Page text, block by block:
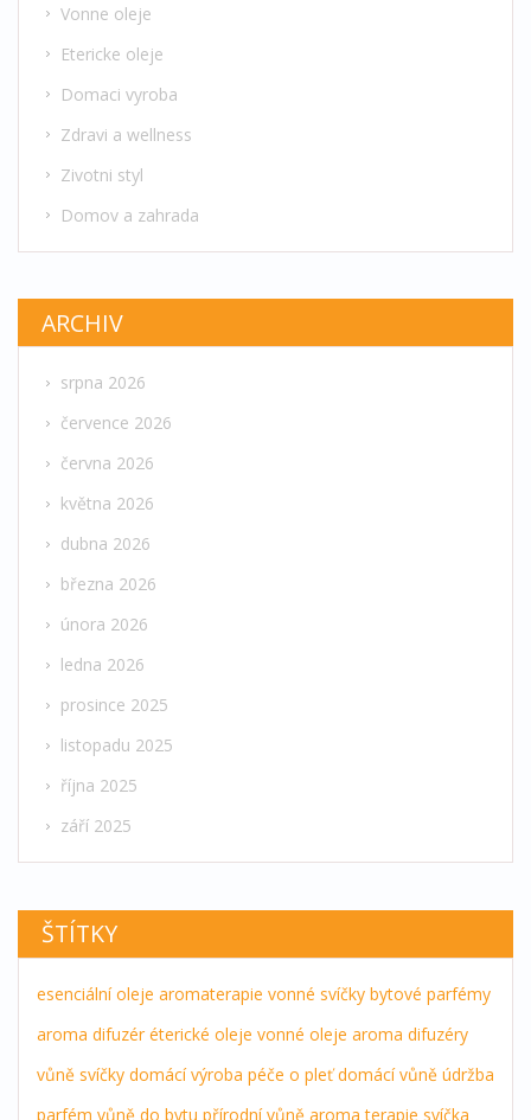
Vonne oleje
Etericke oleje
Domaci vyroba
Zdravi a wellness
Zivotni styl
Domov a zahrada
ARCHIV
srpna 2026
července 2026
června 2026
května 2026
dubna 2026
března 2026
února 2026
ledna 2026
prosince 2025
listopadu 2025
října 2025
září 2025
ŠTÍTKY
esenciální oleje aromaterapie vonné svíčky bytové parfémy
aroma difuzér éterické oleje vonné oleje aroma difuzéry
vůně svíčky domácí výroba péče o pleť domácí vůně údržba
parfém vůně do bytu přírodní vůně aroma terapie svíčka